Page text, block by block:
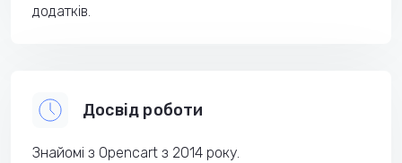
додатків.
Досвід роботи
Знайомі з Opencart з 2014 року.